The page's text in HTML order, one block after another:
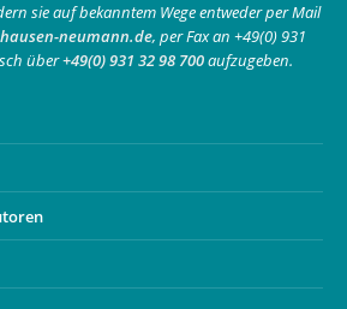
sie auf bekanntem Wege entweder per Mail
neumann.de, per Fax an +49(0) 931
über+49(0) 931 32 98 700aufzugeben.